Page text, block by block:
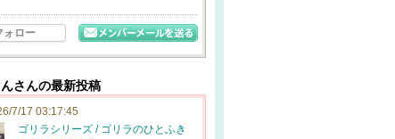
ォロー
さんの最新投稿
7/17 03:17:45
ゴリラシリーズ / ゴリラのひとふき